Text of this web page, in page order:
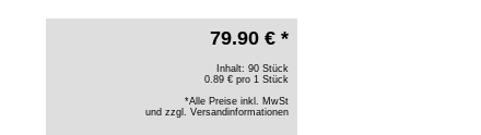
79.90 € *
Inhalt: 90 Stück
0.89 € pro 1 Stück
*Alle Preise inkl. MwSt
und zzgl. Versandinformationen